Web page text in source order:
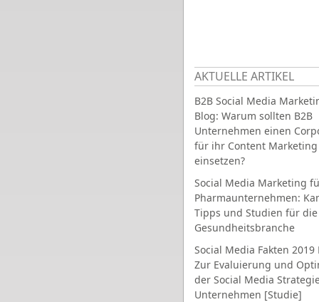
AKTUELLE ARTIKEL
B2B Social Media
Blog: Warum sollten B2B
Unternehmen einen
für ihr Content Marketing
einsetzen?
Social Media Marketing
Pharmaunternehmen:
Tipps und Studien für die
Gesundheitsbranche
Social Media Fakten 2019
Zur Evaluierung und
der Social Media
Unternehmen [Studie]